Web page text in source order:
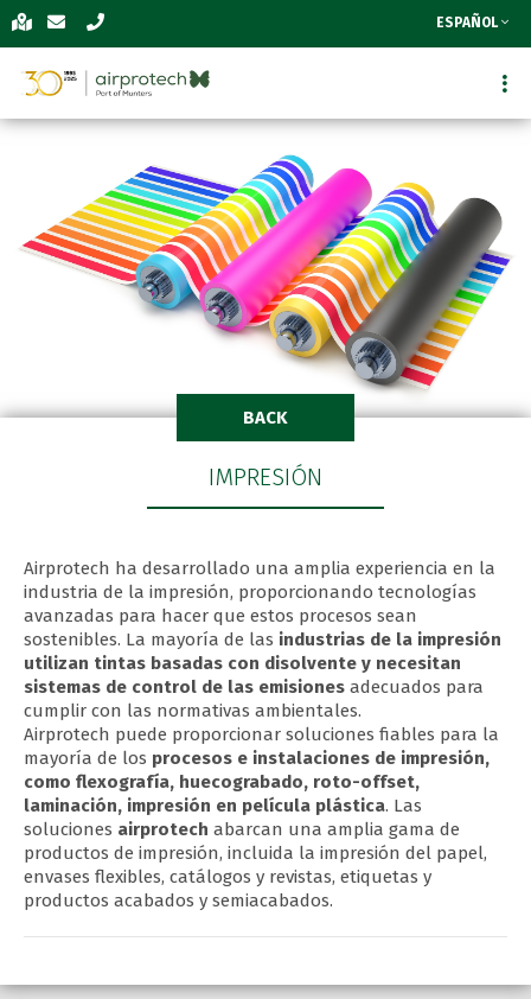
ESPAÑOL
BACK
IMPRESIÓN
Airprotech ha desarrollado una amplia experiencia en la
industria de la impresión, proporcionando tecnologías
avanzadas para hacer que estos procesos sean
sostenibles. La mayoría de las industrias de la impresión
utilizan tintas basadas con disolvente y necesitan
sistemas de control de las emisiones adecuados para
cumplir con las normativas ambientales.
Airprotech puede proporcionar soluciones fiables para la
mayoría de los procesos e instalaciones de impresión,
como flexografía, huecograbado, roto-offset,
laminación, impresión en película plástica. Las
soluciones airprotech abarcan una amplia gama de
productos de impresión, incluida la impresión del papel,
envases flexibles, catálogos y revistas, etiquetas y
productos acabados y semiacabados.